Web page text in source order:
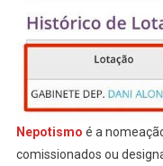
Nepotismo é a
comissionados ou